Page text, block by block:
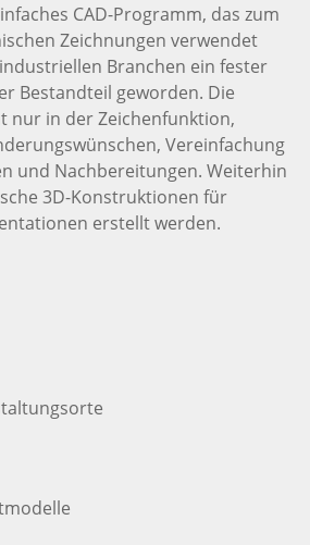
CAD-Programm, das zum
Zeichnungen verwendet
Branchen ein fester
Bestandteil geworden. Die
nur in der Zeichenfunktion,
Vereinfachung
und Nachbereitungen. Weiterhin
3D-Konstruktionen für
erstellt werden.